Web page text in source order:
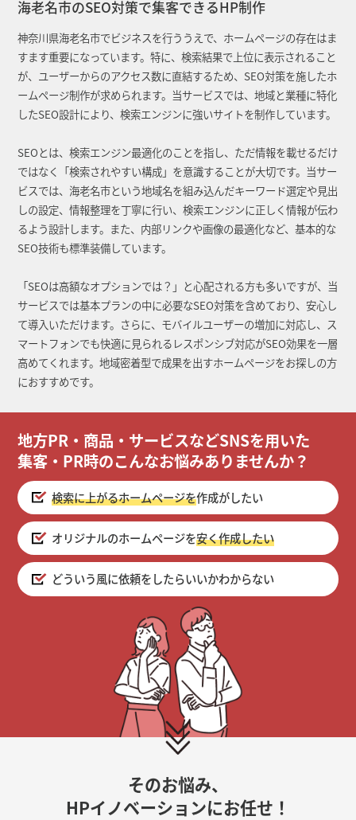
海老名市のSEO対策で集客できるHP制作
神奈川県海老名市でビジネスを行ううえで、ホームページの存在はま
すます重要になっています。特に、検索結果で上位に表示されること
が、ユーザーからのアクセス数に直結するため、SEO対策を施したホ
ームページ制作が求められます。当サービスでは、地域と業種に特化
したSEO設計により、検索エンジンに強いサイトを制作しています。
SEOとは、検索エンジン最適化のことを指し、ただ情報を載せるだけ
ではなく「検索されやすい構成」を意識することが大切です。当サー
ビスでは、海老名市という地域名を組み込んだキーワード選定や見出
しの設定、情報整理を丁寧に行い、検索エンジンに正しく情報が伝わ
るよう設計します。また、内部リンクや画像の最適化など、基本的な
SEO技術も標準装備しています。
「SEOは高額なオプションでは？」と心配される方も多いですが、当
サービスでは基本プランの中に必要なSEO対策を含めており、安心し
て導入いただけます。さらに、モバイルユーザーの増加に対応し、ス
マートフォンでも快適に見られるレスポンシブ対応がSEO効果を一層
高めてくれます。地域密着型で成果を出すホームページをお探しの方
におすすめです。
地方PR・商品・サービスなどSNSを用いた
集客・PR時のこんなお悩みありませんか？
検索に上がるホームページを作成がしたい
オリジナルのホームページを安く作成したい
どういう風に依頼をしたらいいかわからない
そのお悩み、
HPイノベーションにお任せ！